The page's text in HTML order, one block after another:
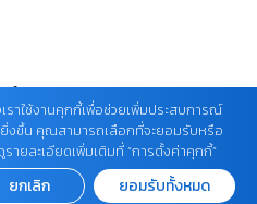
รชั่นส์ จำกัด (มหาชน)
เราใช้งานคุกกี้เพื่อช่วยเพิ่มประสบการณ์
ยิ่งขึ้น คุณสามารถเลือกที่จะยอมรับหรือ
ายละเอียดเพิ่มเติมที่ “การตั้งค่าคุกกี้”
ยกเลิก ยอมรับทั้งหมด